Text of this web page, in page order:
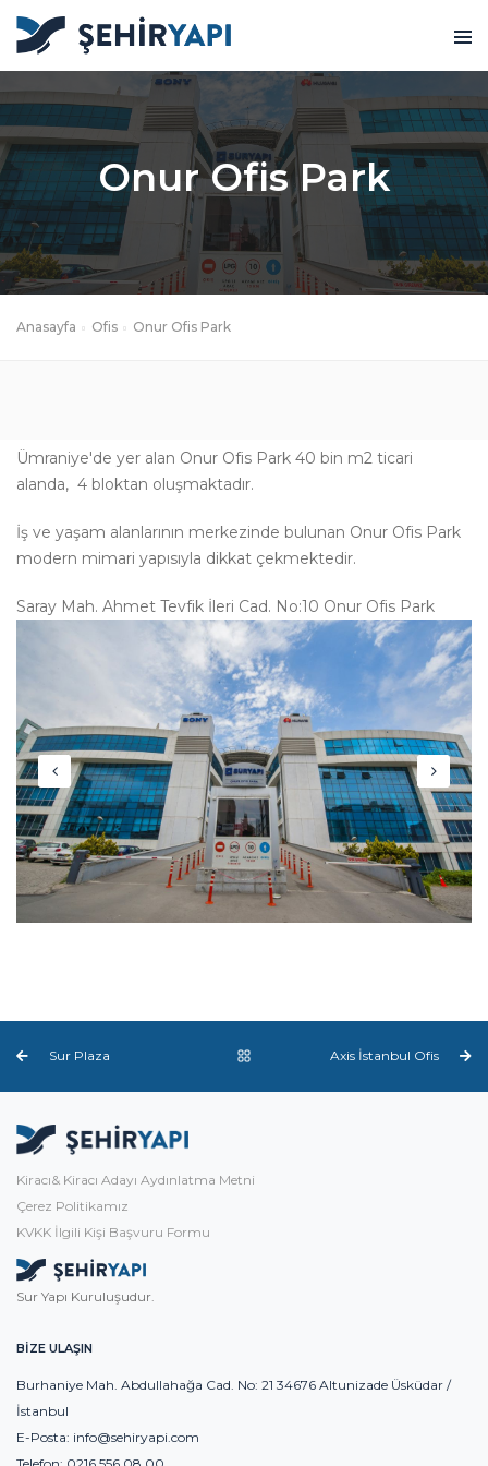
Onur Ofis Park
Anasayfa Ofis Onur Ofis Park
Ümraniye'de yer alan Onur Ofis Park 40 bin m2 ticari
alanda, 4 bloktan oluşmaktadır.
İş ve yaşam alanlarının merkezinde bulunan Onur Ofis Park
modern mimari yapısıyla dikkat çekmektedir.
Saray Mah. Ahmet Tevfik İleri Cad. No:10 Onur Ofis Park
Sur Plaza Axis İstanbul Ofis
Kiracı& Kiracı Adayı Aydınlatma Metni
Çerez Politikamız
KVKK İlgili Kişi Başvuru Formu
Sur Yapı Kuruluşudur.
BİZE ULAŞIN
Burhaniye Mah. Abdullahağa Cad. No: 21 34676 Altunizade Üsküdar /
İstanbul
E-Posta: info@sehiryapi.com